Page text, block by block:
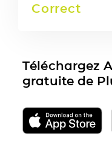
Correct
Téléchargez
gratuite de